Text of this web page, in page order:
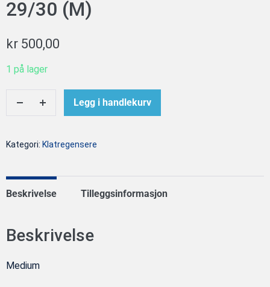
29/30 (M)
kr 500,00
1 på lager
klatregenser
no.
(M)
antall
Legg i handlekurv
Kategori: Klatregensere
Beskrivelse Tilleggsinformasjon
Beskrivelse
Medium